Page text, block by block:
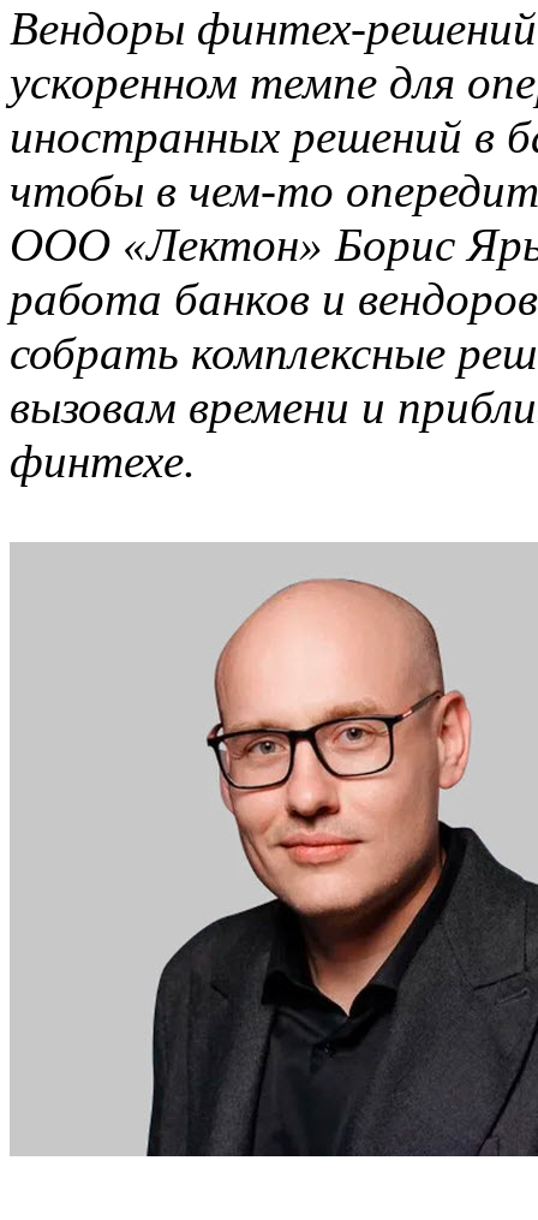
Вендоры финтех-
ускоренном темпе для
иностранных решений в
чтобы в чем-то
ООО «Лектон» Борис
работа банков и
собрать комплексные
вызовам времени и
финтехе.